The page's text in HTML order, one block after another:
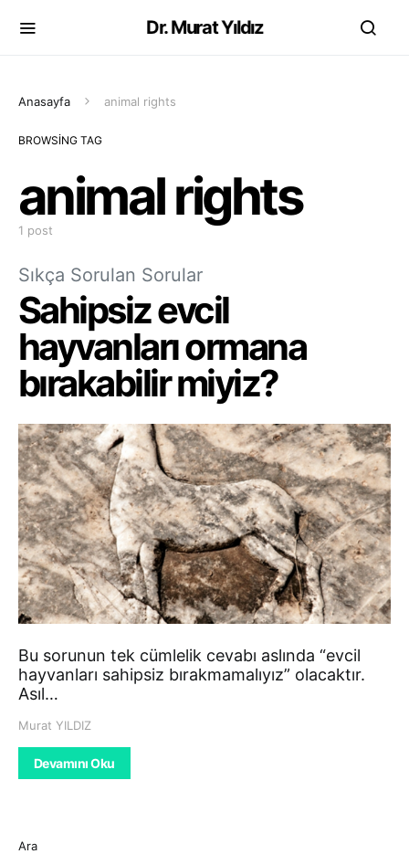
Dr. Murat Yıldız
Anasayfa animal rights
BROWSING TAG
animal rights
1 post
Sıkça Sorulan Sorular
Sahipsiz evcil
hayvanları ormana
bırakabilir miyiz?
Bu sorunun tek cümlelik cevabı aslında “evcil
hayvanları sahipsiz bırakmamalıyız” olacaktır.
Asıl…
Murat YILDIZ
Devamını Oku
Ara